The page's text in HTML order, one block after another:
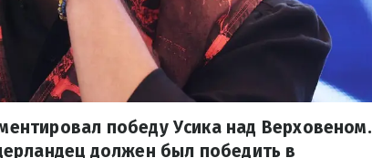
победу Усика над Верховеном.
должен был победить в